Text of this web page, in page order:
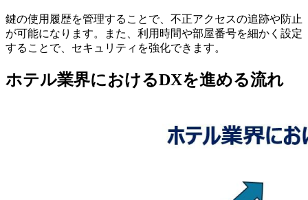
鍵の使用履歴を管理することで、不正アクセスの追跡や防止
が可能になります。また、利用時間や部屋番号を細かく設定
することで、セキュリティを強化できます。
ホテル業界におけるDXを進める流れ